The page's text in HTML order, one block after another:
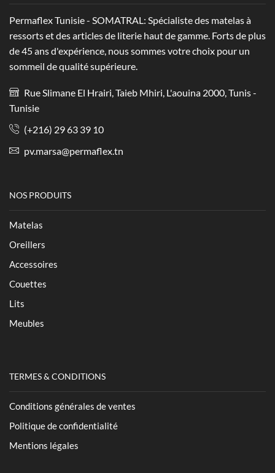
Permaflex Tunisie - SOMATRAL: Spécialiste des matelas à
ressorts et des articles de literie haut de gamme. Forts de plus
de 45 ans d'expérience, nous sommes votre choix pour un
sommeil de qualité supérieure.
Rue Slimane El Hrairi, Taieb Mhiri, L'aouina 2000, Tunis -
Tunisie
(+216) 29 63 39 10
pv.marsa@permaflex.tn
NOS PRODUITS
Matelas
Oreillers
Accessoires
Couettes
Lits
Meubles
TERMES & CONDITIONS
Conditions générales de ventes
Politique de confidentialité
Mentions légales